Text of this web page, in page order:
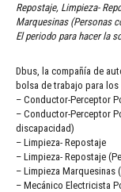
Repostaje, Limpieza-
Marquesinas (Personas
El periodo para hacer la
Dbus, la compañía de
bolsa de trabajo para
– Conductor-Perceptor
– Conductor-Perceptor
discapacidad)
– Limpieza- Repostaje
– Limpieza- Repostaje
– Limpieza Marquesinas
– Mecánico Electricista